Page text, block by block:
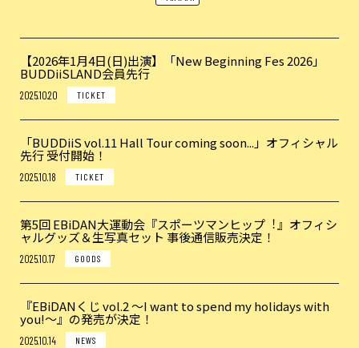
【2026年1月4日(日)出演】「New Beginning Fes 2026」
BUDDiiSLAND会員先行
2025.10.20 TICKET
「BUDDiiS vol.11 Hall Tour coming soon...」オフィシャル
先行 受付開始！
2025.10.18 TICKET
第5回 EBiDAN⼤運動会『スポーツマンヒップ︕』オフィシ
ャルグッズ＆生写真セット 事後通信販売決定！
2025.10.17 GOODS
『EBiDANくじ vol.2 〜I want to spend my holidays with
you!〜』の発売が決定！
2025.10.14 NEWS